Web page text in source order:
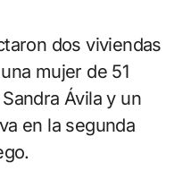
dos viviendas
mujer de 51
Ávila y un
en la segunda